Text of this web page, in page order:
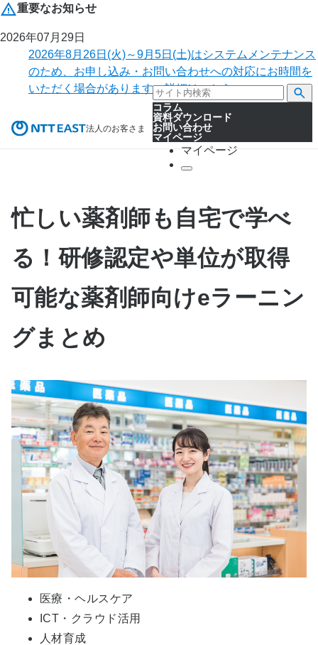
重要なお知らせ
2026年07月29日
2026年8月26日(火)～9月5日(土)はシステムメンテナンス
のため、お申し込み・お問い合わせへの対応にお時間を
いただく場合があります。詳細はこちら。
法人のお客さま
コラム
資料ダウンロード
お問い合わせ
マイページ
マイページ
忙しい薬剤師も自宅で学べ
る！研修認定や単位が取得
可能な薬剤師向けeラーニン
グまとめ
医療・ヘルスケア
ICT・クラウド活用
人材育成